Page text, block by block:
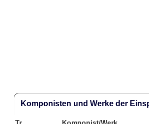
Komponisten und Werke der